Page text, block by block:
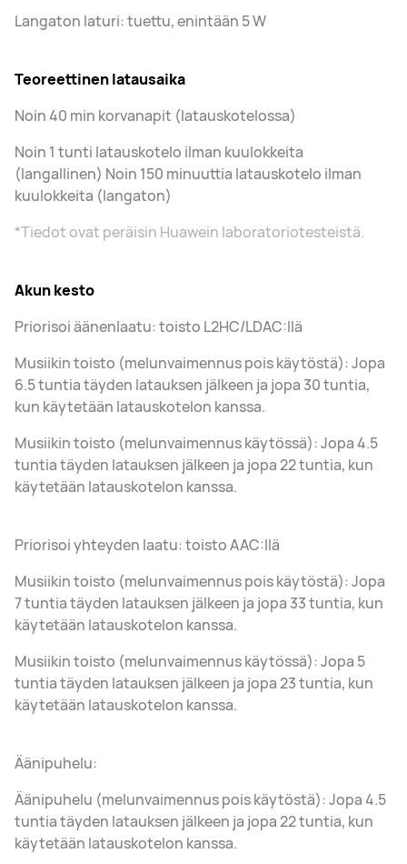
Langaton laturi: tuettu, enintään 5 W
Teoreettinen latausaika
Noin 40 min korvanapit (latauskotelossa)
Noin 1 tunti latauskotelo ilman kuulokkeita
(langallinen) Noin 150 minuuttia latauskotelo ilman
kuulokkeita (langaton)
*Tiedot ovat peräisin Huawein laboratoriotesteistä.
Akun kesto
Priorisoi äänenlaatu: toisto L2HC/LDAC:llä
Musiikin toisto (melunvaimennus pois käytöstä): Jopa
6.5 tuntia täyden latauksen jälkeen ja jopa 30 tuntia,
kun käytetään latauskotelon kanssa.
Musiikin toisto (melunvaimennus käytössä): Jopa 4.5
tuntia täyden latauksen jälkeen ja jopa 22 tuntia, kun
käytetään latauskotelon kanssa.
Priorisoi yhteyden laatu: toisto AAC:llä
Musiikin toisto (melunvaimennus pois käytöstä): Jopa
7 tuntia täyden latauksen jälkeen ja jopa 33 tuntia, kun
käytetään latauskotelon kanssa.
Musiikin toisto (melunvaimennus käytössä): Jopa 5
tuntia täyden latauksen jälkeen ja jopa 23 tuntia, kun
käytetään latauskotelon kanssa.
Äänipuhelu:
Äänipuhelu (melunvaimennus pois käytöstä): Jopa 4.5
tuntia täyden latauksen jälkeen ja jopa 22 tuntia, kun
käytetään latauskotelon kanssa.